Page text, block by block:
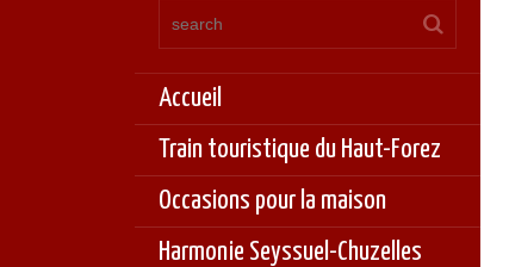
Accueil
Train touristique du Haut-Forez
Occasions pour la maison
Harmonie Seyssuel-Chuzelles